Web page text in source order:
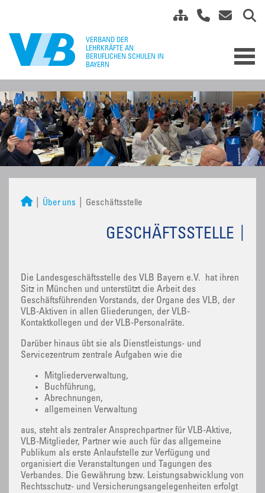
Über uns Geschäftsstelle
GESCHÄFTSSTELLE
Die Landesgeschäftsstelle des VLB Bayern e.V. hat ihren
Sitz in München und unterstützt die Arbeit des
Geschäftsführenden Vorstands, der Organe des VLB, der
VLB-Aktiven in allen Gliederungen, der VLB-
Kontaktkollegen und der VLB-Personalräte.
Darüber hinaus übt sie als Dienstleistungs- und
Servicezentrum zentrale Aufgaben wie die
Mitgliederverwaltung,
Buchführung,
Abrechnungen,
allgemeinen Verwaltung
aus, steht als zentraler Ansprechpartner für VLB-Aktive,
VLB-Mitglieder, Partner wie auch für das allgemeine
Publikum als erste Anlaufstelle zur Verfügung und
organisiert die Veranstaltungen und Tagungen des
Verbandes. Die Gewährung bzw. Leistungsabwicklung von
Rechtsschutz- und Versicherungsangelegenheiten erfolgt